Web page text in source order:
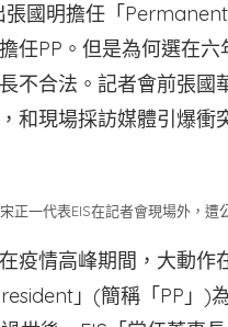
張國明擔任「
任PP。但是為何選在
不合法。記者會前張
和現場採訪媒體引爆衝
正一代表EIS在記者會現場外，
疫情高峰期間，大動作
」(簡稱「PP」)